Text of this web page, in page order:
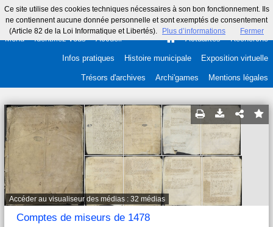
Ce site utilise des cookies techniques nécessaires à son bon fonctionnement. Ils
ne contiennent aucune donnée personnelle et sont exemptés de consentement
(Article 82 de la Loi Informatique et Libertés).
Plus d’informations Fermer
Menu Identifiez-vous Accueil Actualités Recherche
Infos pratiques Histoire municipale Exposition virtuelle
Trésors d'archives Archi'games Mentions légales
Accéder au visualiseur des médias : 32 médias
Comptes de miseurs de 1478